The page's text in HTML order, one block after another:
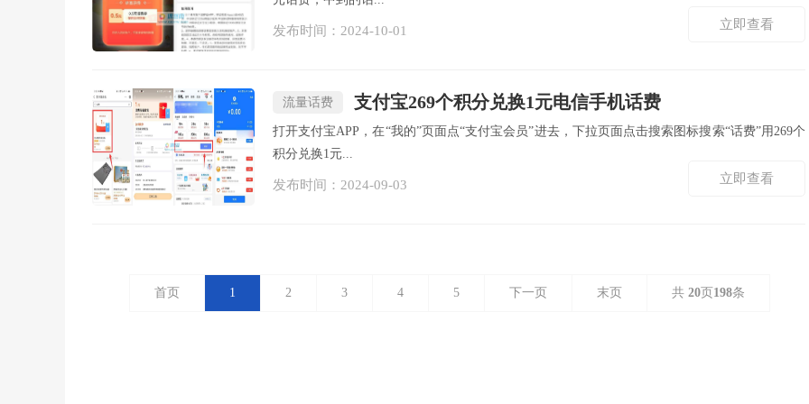
发布时间：2024-10-01 立即查看
流量话费 支付宝269个积分兑换1元电信手机话费
打开支付宝APP，在“我的”页面点“支付宝会员”进去，下拉页面点击搜索图标搜索“话费”用269个
积分兑换1元...
发布时间：2024-09-03 立即查看
首页 1 2 3 4 5 下一页 末页 共 20页 198条